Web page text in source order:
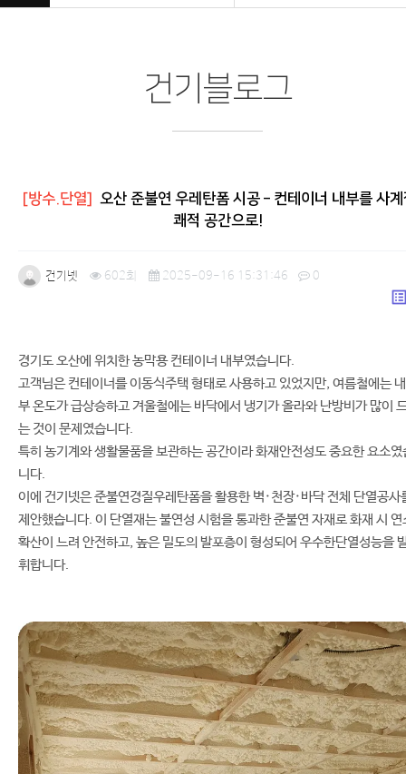
건기블로그
[방수.단열]
오산 준불연 우레탄폼 시공 – 컨테이너 내부를 사
쾌적 공간으로!
건기넷 602회 2025-09-16 15:31:46 0
경기도 오산에 위치한 농막용 컨테이너 내부였습니다.
고객님은 컨테이너를 이동식주택 형태로 사용하고 있었지만, 여름철에는 내
부 온도가 급상승하고 겨울철에는 바닥에서 냉기가 올라와 난방비가 많이
는 것이 문제였습니다.
특히 농기계와 생활물품을 보관하는 공간이라 화재안전성도 중요한 요소였
니다.
이에 건기넷은 준불연경질우레탄폼을 활용한 벽·천장·바닥 전체 단열공사
제안했습니다. 이 단열재는 불연성 시험을 통과한 준불연 자재로 화재 시 연
확산이 느려 안전하고, 높은 밀도의 발포층이 형성되어 우수한단열성능을
휘합니다.